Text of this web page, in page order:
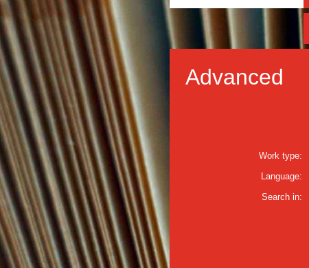
Advanced
Work type:
Language:
Search in: